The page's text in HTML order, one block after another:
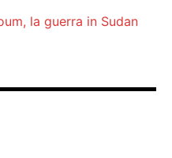
la guerra in Sudan